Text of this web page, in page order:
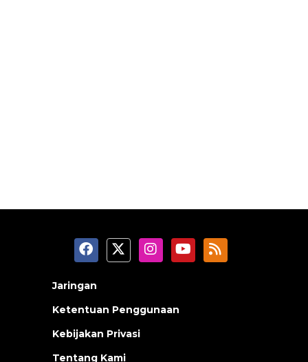
Jaringan
Ketentuan Penggunaan
Kebijakan Privasi
Tentang Kami